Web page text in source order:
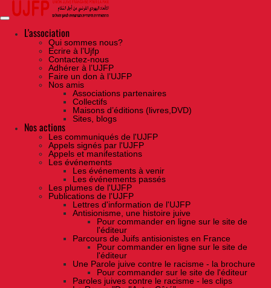
Skip
the
contentL'association
Qui sommes nous?
Ecrire à l’Ujfp
Contactez-nous
Adhérer à l’UJFP
Faire un don à l’UJFP
Nos amis
Associations partenaires
Collectifs
Maisons d’éditions (livres,DVD)
Sites, blogs
Nos actions
Les communiqués de l'UJFP
Appels signés par l'UJFP
Appels et manifestations
Les événements
Les événements à venir
Les événements passés
Les plumes de l'UJFP
Publications de l'UJFP
Lettres d'information de l'UJFP
Antisionisme, une histoire juive
Pour commander en ligne sur le site de
l'éditeur
Parcours de Juifs antisionistes en France
Pour commander en ligne sur le site de
l'éditeur
Une Parole juive contre le racisme - la brochure
Pour commander sur le site de l'éditeur
Paroles juives contre le racisme - les clips